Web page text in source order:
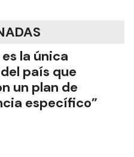
la única
país que
un plan de
específico”